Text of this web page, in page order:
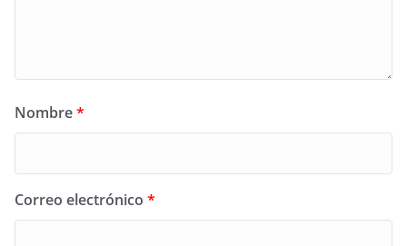
Nombre*
Correo electrónico *